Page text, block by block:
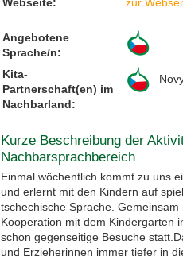
Angebotene
Sprache/n:
Kita-
Partnerschaft(en) im
Nachbarland:
Kurze Beschreibung der
Nachbarsprachbereich
Einmal wöchentlich kommt zu uns
und erlernt mit den Kindern auf
tschechische Sprache.
Kooperation mit dem Kindergarten
schon gegenseitige Besuche
und Erzieherinnen immer tiefer in